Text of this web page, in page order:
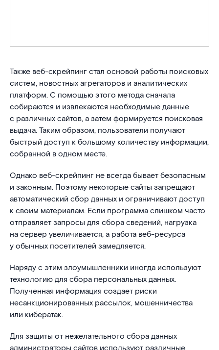
Также веб-скрейпинг стал основой работы поисковых
систем, новостных агрегаторов и аналитических
платформ. С помощью этого метода сначала
собираются и извлекаются необходимые данные
с различных сайтов, а затем формируется поисковая
выдача. Таким образом, пользователи получают
быстрый доступ к большому количеству информации,
собранной в одном месте.
Однако веб-скрейпинг не всегда бывает безопасным
и законным. Поэтому некоторые сайты запрещают
автоматический сбор данных и ограничивают доступ
к своим материалам. Если программа слишком часто
отправляет запросы для сбора сведений, нагрузка
на сервер увеличивается, а работа веб-ресурса
у обычных посетителей замедляется.
Наряду с этим злоумышленники иногда используют
технологию для сбора персональных данных.
Полученная информация создает риски
несанкционированных рассылок, мошенничества
или кибератак.
Для защиты от нежелательного сбора данных